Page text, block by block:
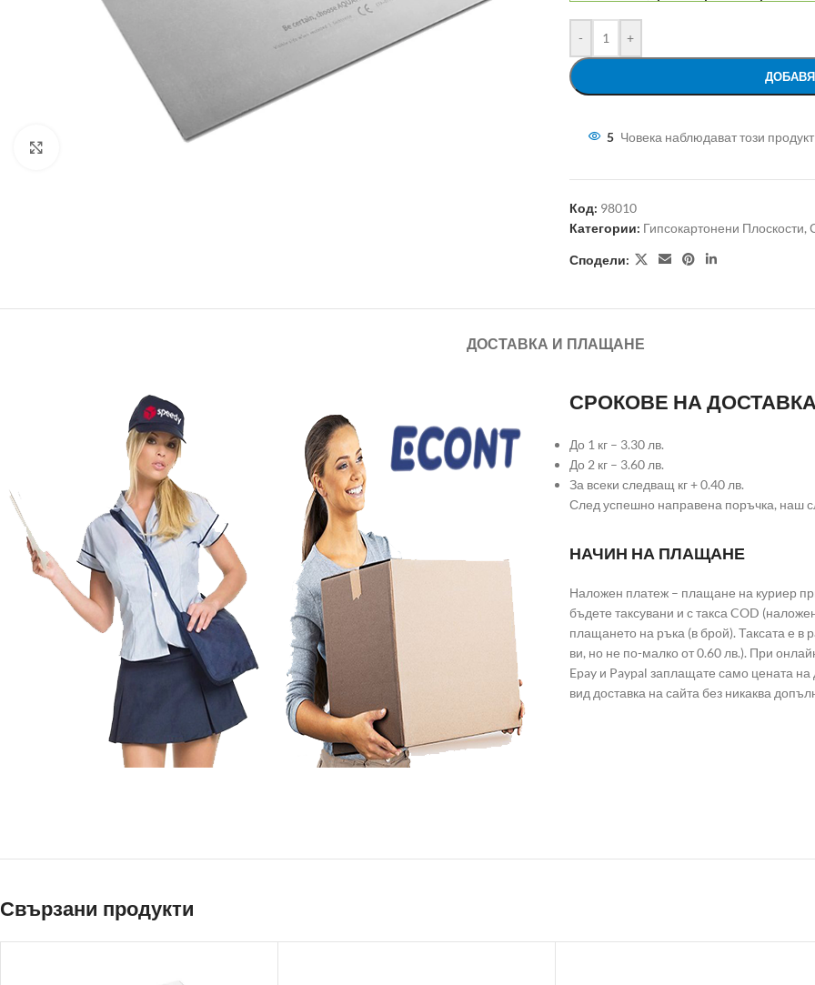
- +
5 Човека наблюдават този продукт
Код: 98010
Категории: Гипсокартонени Плоскости,
Сподели:
ДОСТАВКА И ПЛАЩАНЕ
СРОКОВЕ НА
До 1 кг – 3.30 лв.
До 2 кг – 3.60 лв.
За всеки следващ кг + 0.40 лв.
След успешно направена поръчка, наш
НАЧИН НА ПЛАЩАНЕ
Наложен платеж – плащане на куриер
бъдете таксувани и с такса COD
плащането на ръка (в брой). Таксата е в
ви, но не по-малко от 0.60 лв.). При
Epay и Paypal заплащате само цената на
вид доставка на сайта без никаква
Свързани продукти